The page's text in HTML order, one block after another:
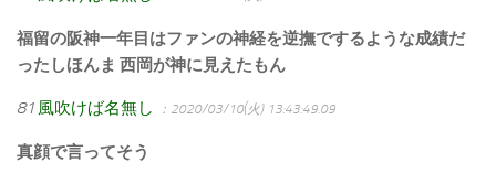
福留の阪神一年目はファンの神経を逆撫でするような成績だ
ったしほんま 西岡が神に見えたもん
81 風吹けば名無し ：2020/03/10(火) 13:43:49.09
真顔で言ってそう